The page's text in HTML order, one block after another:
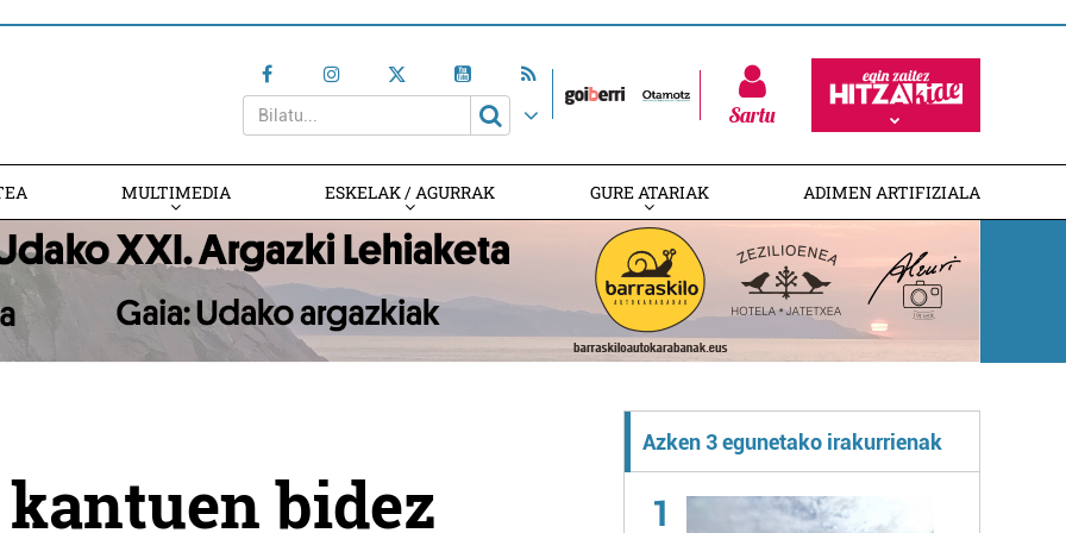
Sartu
MULTIMEDIA ESKELAK / AGURRAK GURE ATARIAK ADIMEN ARTIFIZIALA
bidez
Azken 3 egunetako irakurrienak
1